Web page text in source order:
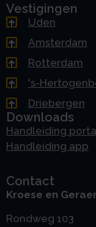
Vestigingen
Uden
Amsterdam
Rotterdam
's-
Driebergen
Downloads
Handleiding
Handleiding app
Contact
Kroese en
Rondweg 103